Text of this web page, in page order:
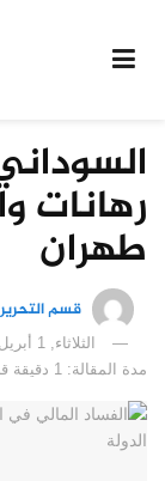
رهانات
طهران
قسم التحرير
الثلاثاء, 1 أبريل , 2025 الساعة 11:55 مساءً (مكة المكرمة)
مدة المقالة: 1 دقيقة قراءة